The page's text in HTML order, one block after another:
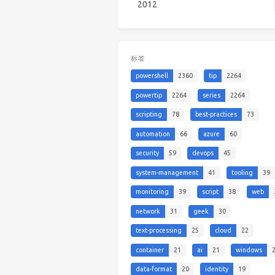
2012
标签
powershell 2360 tip 2264
powertip 2264 series 2264
scripting 78 best-practices 73
automation 66 azure 60
security 59 devops 45
system-management 41 tooling 39
monitoring 39 script 38 web
network 31 geek 30
text-processing 25 cloud 22
container 21 ai 21 windows
data-format 20 identity 19